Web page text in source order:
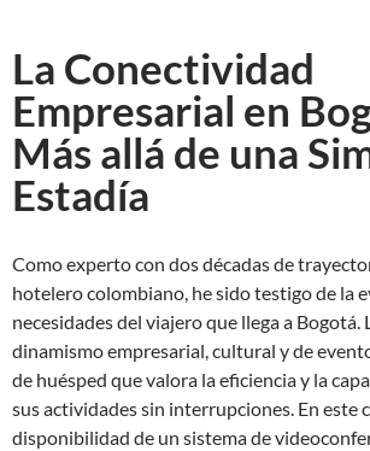
La Conectividad
Empresarial en
Más allá de una
Estadía
Como experto con dos décadas de
hotelero colombiano, he sido testigo de la
necesidades del viajero que llega a Bogotá.
dinamismo empresarial, cultural y de
de huésped que valora la eficiencia y la
sus actividades sin interrupciones. En este
disponibilidad de un sistema de